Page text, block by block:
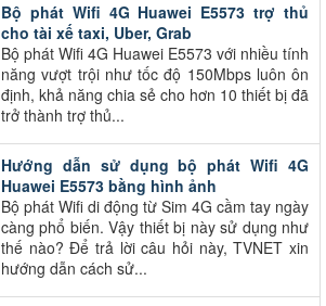
Bộ phát Wifi 4G Huawei E5573 trợ thủ
cho tài xế taxi, Uber, Grab
Bộ phát Wifi 4G Huawei E5573 với nhiều tính
năng vượt trội như tốc độ 150Mbps luôn ôn
định, khả năng chia sẻ cho hơn 10 thiết bị đã
trở thành trợ thủ...
Hướng dẫn sử dụng bộ phát Wifi 4G
Huawei E5573 bằng hình ảnh
Bộ phát Wifi di động từ Sim 4G cầm tay ngày
càng phổ biến. Vậy thiết bị này sử dụng như
thế nào? Để trả lời câu hỏi này, TVNET xin
hướng dẫn cách sử...